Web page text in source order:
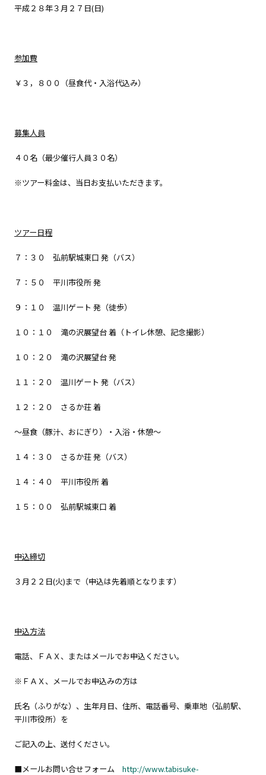
平成２８年３月２７日(日)
参加費
￥３，８００（昼食代・入浴代込み）
募集人員
４０名（最少催行人員３０名）
※ツアー料金は、当日お支払いただきます。
ツアー日程
７：３０ 弘前駅城東口 発（バス）
７：５０ 平川市役所 発
９：１０ 温川ゲート 発（徒歩）
１０：１０ 滝の沢展望台 着（トイレ休憩、記念撮影）
１０：２０ 滝の沢展望台 発
１１：２０ 温川ゲート 発（バス）
１２：２０ さるか荘 着
～昼食（豚汁、おにぎり）・入浴・休憩～
１４：３０ さるか荘 発（バス）
１４：４０ 平川市役所 着
１５：００ 弘前駅城東口 着
申込締切
３月２２日(火)まで（申込は先着順となります）
申込方法
電話、ＦＡＸ、またはメールでお申込ください。
※ＦＡＸ、メールでお申込みの方は
氏名（ふりがな）、生年月日、住所、電話番号、乗車地（弘前駅、
平川市役所）を
ご記入の上、送付ください。
■メールお問い合せフォームhttp://www.tabisuke-